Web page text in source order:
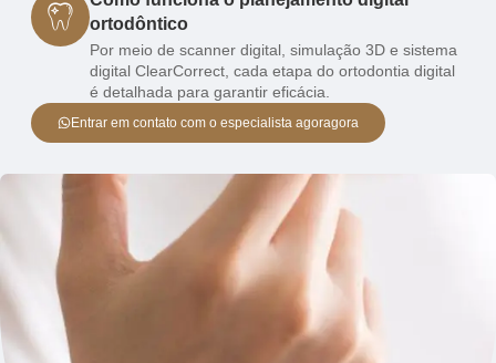
ortodôntico
Por meio de scanner digital, simulação 3D e sistema
digital ClearCorrect, cada etapa do ortodontia digital
é detalhada para garantir eficácia.
Entrar em contato com o especialista agoragora